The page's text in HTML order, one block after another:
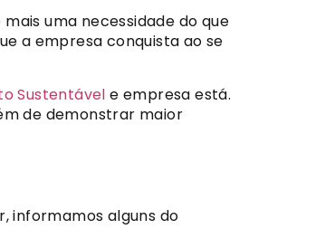
uma necessidade do que
a empresa conquista ao se
Sustentável e empresa está.
de demonstrar maior
informamos alguns do